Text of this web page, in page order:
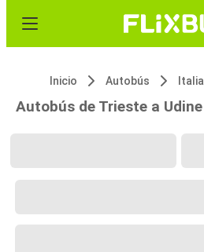
Inicio Autobús Italia
Autobús de Trieste a Udine